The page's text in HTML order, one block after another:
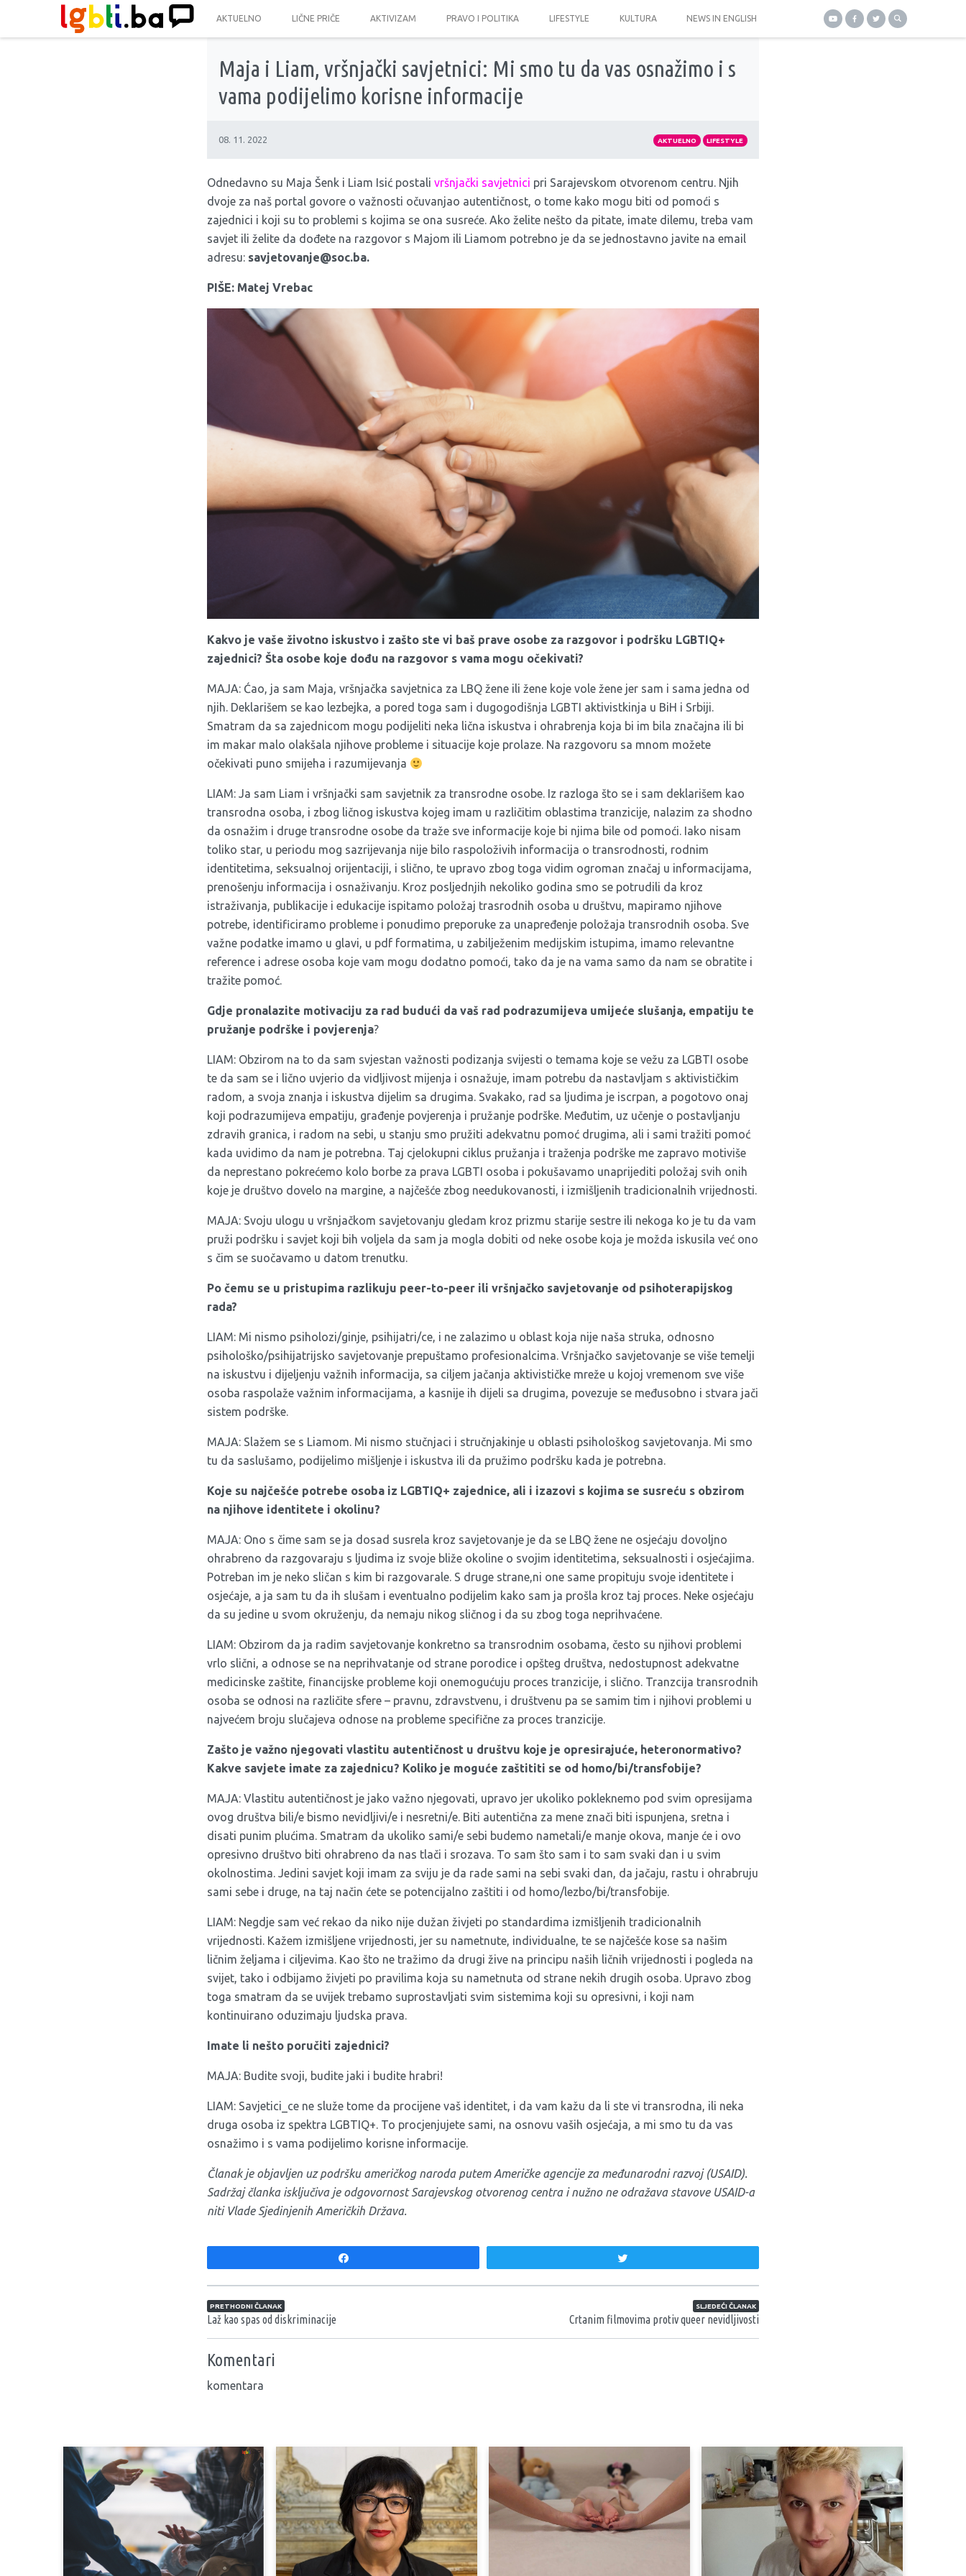
AKTUELNO LIČNE PRIČE AKTIVIZAM PRAVO I POLITIKA LIFESTYLE KULTURA NEWS IN ENGLISH
Maja i Liam, vršnjački savjetnici: Mi smo tu da vas osnažimo i s
vama podijelimo korisne informacije
08. 11. 2022 AKTUELNO LIFESTYLE
Odnedavno su Maja Šenk i Liam Isić postali vršnjački savjetnici pri Sarajevskom otvorenom centru. Njih
dvoje za naš portal govore o važnosti očuvanjao autentičnost, o tome kako mogu biti od pomoći s
zajednici i koji su to problemi s kojima se ona susreće. Ako želite nešto da pitate, imate dilemu, treba vam
savjet ili želite da dođete na razgovor s Majom ili Liamom potrebno je da se jednostavno javite na email
adresu: savjetovanje@soc.ba.
PIŠE: Matej Vrebac
Kakvo je vaše životno iskustvo i zašto ste vi baš prave osobe za razgovor i podršku LGBTIQ+
zajednici? Šta osobe koje dođu na razgovor s vama mogu očekivati?
MAJA: Ćao, ja sam Maja, vršnjačka savjetnica za LBQ žene ili žene koje vole žene jer sam i sama jedna od
njih. Deklarišem se kao lezbejka, a pored toga sam i dugogodišnja LGBTI aktivistkinja u BiH i Srbiji.
Smatram da sa zajednicom mogu podijeliti neka lična iskustva i ohrabrenja koja bi im bila značajna ili bi
im makar malo olakšala njihove probleme i situacije koje prolaze. Na razgovoru sa mnom možete
očekivati puno smijeha i razumijevanja
LIAM: Ja sam Liam i vršnjački sam savjetnik za transrodne osobe. Iz razloga što se i sam deklarišem kao
transrodna osoba, i zbog ličnog iskustva kojeg imam u različitim oblastima tranzicije, nalazim za shodno
da osnažim i druge transrodne osobe da traže sve informacije koje bi njima bile od pomoći. Iako nisam
toliko star, u periodu mog sazrijevanja nije bilo raspoloživih informacija o transrodnosti, rodnim
identitetima, seksualnoj orijentaciji, i slično, te upravo zbog toga vidim ogroman značaj u informacijama,
prenošenju informacija i osnaživanju. Kroz posljednjih nekoliko godina smo se potrudili da kroz
istraživanja, publikacije i edukacije ispitamo položaj trasrodnih osoba u društvu, mapiramo njihove
potrebe, identificiramo probleme i ponudimo preporuke za unapređenje položaja transrodnih osoba. Sve
važne podatke imamo u glavi, u pdf formatima, u zabilježenim medijskim istupima, imamo relevantne
reference i adrese osoba koje vam mogu dodatno pomoći, tako da je na vama samo da nam se obratite i
tražite pomoć.
Gdje pronalazite motivaciju za rad budući da vaš rad podrazumijeva umijeće slušanja, empatiju te
pružanje podrške i povjerenja?
LIAM: Obzirom na to da sam svjestan važnosti podizanja svijesti o temama koje se vežu za LGBTI osobe
te da sam se i lično uvjerio da vidljivost mijenja i osnažuje, imam potrebu da nastavljam s aktivističkim
radom, a svoja znanja i iskustva dijelim sa drugima. Svakako, rad sa ljudima je iscrpan, a pogotovo onaj
koji podrazumijeva empatiju, građenje povjerenja i pružanje podrške. Međutim, uz učenje o postavljanju
zdravih granica, i radom na sebi, u stanju smo pružiti adekvatnu pomoć drugima, ali i sami tražiti pomoć
kada uvidimo da nam je potrebna. Taj cjelokupni ciklus pružanja i traženja podrške me zapravo motiviše
da neprestano pokrećemo kolo borbe za prava LGBTI osoba i pokušavamo unaprijediti položaj svih onih
koje je društvo dovelo na margine, a najčešće zbog needukovanosti, i izmišljenih tradicionalnih vrijednosti.
MAJA: Svoju ulogu u vršnjačkom savjetovanju gledam kroz prizmu starije sestre ili nekoga ko je tu da vam
pruži podršku i savjet koji bih voljela da sam ja mogla dobiti od neke osobe koja je možda iskusila već ono
s čim se suočavamo u datom trenutku.
Po čemu se u pristupima razlikuju peer-to-peer ili vršnjačko savjetovanje od psihoterapijskog
rada?
LIAM: Mi nismo psiholozi/ginje, psihijatri/ce, i ne zalazimo u oblast koja nije naša struka, odnosno
psihološko/psihijatrijsko savjetovanje prepuštamo profesionalcima. Vršnjačko savjetovanje se više temelji
na iskustvu i dijeljenju važnih informacija, sa ciljem jačanja aktivističke mreže u kojoj vremenom sve više
osoba raspolaže važnim informacijama, a kasnije ih dijeli sa drugima, povezuje se međusobno i stvara jači
sistem podrške.
MAJA: Slažem se s Liamom. Mi nismo stučnjaci i stručnjakinje u oblasti psihološkog savjetovanja. Mi smo
tu da saslušamo, podijelimo mišljenje i iskustva ili da pružimo podršku kada je potrebna.
Koje su najčešće potrebe osoba iz LGBTIQ+ zajednice, ali i izazovi s kojima se susreću s obzirom
na njihove identitete i okolinu?
MAJA: Ono s čime sam se ja dosad susrela kroz savjetovanje je da se LBQ žene ne osjećaju dovoljno
ohrabreno da razgovaraju s ljudima iz svoje bliže okoline o svojim identitetima, seksualnosti i osjećajima.
Potreban im je neko sličan s kim bi razgovarale. S druge strane,ni one same propituju svoje identitete i
osjećaje, a ja sam tu da ih slušam i eventualno podijelim kako sam ja prošla kroz taj proces. Neke osjećaju
da su jedine u svom okruženju, da nemaju nikog sličnog i da su zbog toga neprihvaćene.
LIAM: Obzirom da ja radim savjetovanje konkretno sa transrodnim osobama, često su njihovi problemi
vrlo slični, a odnose se na neprihvatanje od strane porodice i opšteg društva, nedostupnost adekvatne
medicinske zaštite, financijske probleme koji onemogućuju proces tranzicije, i slično. Tranzcija transrodnih
osoba se odnosi na različite sfere – pravnu, zdravstvenu, i društvenu pa se samim tim i njihovi problemi u
najvećem broju slučajeva odnose na probleme specifične za proces tranzicije.
Zašto je važno njegovati vlastitu autentičnost u društvu koje je opresirajuće, heteronormativo?
Kakve savjete imate za zajednicu? Koliko je moguće zaštititi se od homo/bi/transfobije?
MAJA: Vlastitu autentičnost je jako važno njegovati, upravo jer ukoliko pokleknemo pod svim opresijama
ovog društva bili/e bismo nevidljivi/e i nesretni/e. Biti autentična za mene znači biti ispunjena, sretna i
disati punim plućima. Smatram da ukoliko sami/e sebi budemo nametali/e manje okova, manje će i ovo
opresivno društvo biti ohrabreno da nas tlači i srozava. To sam što sam i to sam svaki dan i u svim
okolnostima. Jedini savjet koji imam za sviju je da rade sami na sebi svaki dan, da jačaju, rastu i ohrabruju
sami sebe i druge, na taj način ćete se potencijalno zaštiti i od homo/lezbo/bi/transfobije.
LIAM: Negdje sam već rekao da niko nije dužan živjeti po standardima izmišljenih tradicionalnih
vrijednosti. Kažem izmišljene vrijednosti, jer su nametnute, individualne, te se najčešće kose sa našim
ličnim željama i ciljevima. Kao što ne tražimo da drugi žive na principu naših ličnih vrijednosti i pogleda na
svijet, tako i odbijamo živjeti po pravilima koja su nametnuta od strane nekih drugih osoba. Upravo zbog
toga smatram da se uvijek trebamo suprostavljati svim sistemima koji su opresivni, i koji nam
kontinuirano oduzimaju ljudska prava.
Imate li nešto poručiti zajednici?
MAJA: Budite svoji, budite jaki i budite hrabri!
LIAM: Savjetici_ce ne služe tome da procijene vaš identitet, i da vam kažu da li ste vi transrodna, ili neka
druga osoba iz spektra LGBTIQ+. To procjenjujete sami, na osnovu vaših osjećaja, a mi smo tu da vas
osnažimo i s vama podijelimo korisne informacije.
Članak je objavljen uz podršku američkog naroda putem Američke agencije za međunarodni razvoj (USAID).
Sadržaj članka isključiva je odgovornost Sarajevskog otvorenog centra i nužno ne odražava stavove USAID-a
niti Vlade Sjedinjenih Američkih Država.
Navigacija članaka
PRETHODNI ČLANAK
Laž kao spas od diskriminacije
SLJEDEĆI ČLANAK
Crtanim filmovima protiv queer nevidljivosti
Komentari
komentara